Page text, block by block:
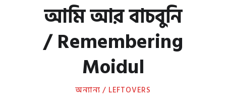
আমি আর বাচবুনি
/ Remembering
Moidul
অন্যান্য / LEFTOVERS